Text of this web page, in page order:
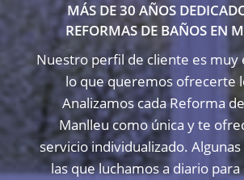
MÁS DE 30 AÑOS
REFORMAS DE BAÑOS EN
Nuestro perfil de cliente es muy
lo que queremos ofrecerte
Analizamos cada Reforma
Manlleu como única y te
servicio individualizado.
las que luchamos a diario